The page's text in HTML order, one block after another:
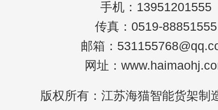
手机：13951201555
传真：0519-88851555
邮箱：
网址：
版权所有：江苏海猫智能货架制